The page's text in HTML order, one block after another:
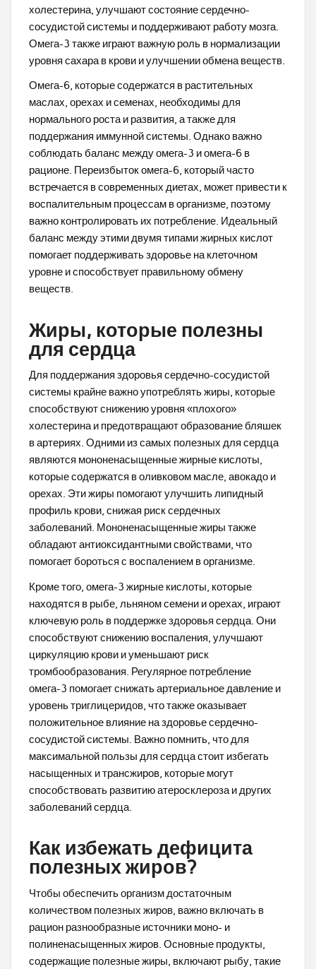
холестерина, улучшают состояние сердечно-
сосудистой системы и поддерживают работу мозга.
Омега-3 также играют важную роль в нормализации
уровня сахара в крови и улучшении обмена веществ.
Омега-6, которые содержатся в растительных
маслах, орехах и семенах, необходимы для
нормального роста и развития, а также для
поддержания иммунной системы. Однако важно
соблюдать баланс между омега-3 и омега-6 в
рационе. Переизбыток омега-6, который часто
встречается в современных диетах, может привести к
воспалительным процессам в организме, поэтому
важно контролировать их потребление. Идеальный
баланс между этими двумя типами жирных кислот
помогает поддерживать здоровье на клеточном
уровне и способствует правильному обмену
веществ.
Жиры, которые полезны
для сердца
Для поддержания здоровья сердечно-сосудистой
системы крайне важно употреблять жиры, которые
способствуют снижению уровня «плохого»
холестерина и предотвращают образование бляшек
в артериях. Одними из самых полезных для сердца
являются мононенасыщенные жирные кислоты,
которые содержатся в оливковом масле, авокадо и
орехах. Эти жиры помогают улучшить липидный
профиль крови, снижая риск сердечных
заболеваний. Мононенасыщенные жиры также
обладают антиоксидантными свойствами, что
помогает бороться с воспалением в организме.
Кроме того, омега-3 жирные кислоты, которые
находятся в рыбе, льняном семени и орехах, играют
ключевую роль в поддержке здоровья сердца. Они
способствуют снижению воспаления, улучшают
циркуляцию крови и уменьшают риск
тромбообразования. Регулярное потребление
омега-3 помогает снижать артериальное давление и
уровень триглицеридов, что также оказывает
положительное влияние на здоровье сердечно-
сосудистой системы. Важно помнить, что для
максимальной пользы для сердца стоит избегать
насыщенных и трансжиров, которые могут
способствовать развитию атеросклероза и других
заболеваний сердца.
Как избежать дефицита
полезных жиров?
Чтобы обеспечить организм достаточным
количеством полезных жиров, важно включать в
рацион разнообразные источники моно- и
полиненасыщенных жиров. Основные продукты,
содержащие полезные жиры, включают рыбу, такие